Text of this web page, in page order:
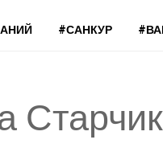
#САНКУР